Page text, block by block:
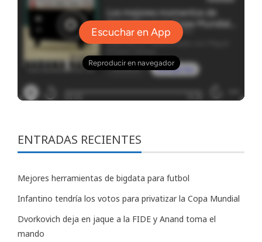
ENTRADAS RECIENTES
Mejores herramientas de bigdata para futbol
Infantino tendría los votos para privatizar la Copa Mundial
Dvorkovich deja en jaque a la FIDE y Anand toma el
mando